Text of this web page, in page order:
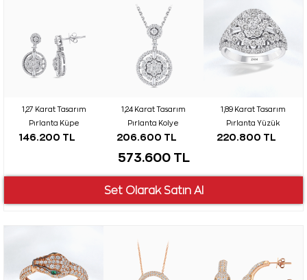
1,27 Karat Tasarım
Pırlanta Küpe
146.200 TL
1,24 Karat Tasarım
Pırlanta Kolye
206.600 TL
1,89 Karat Tasarım
Pırlanta Yüzük
220.800 TL
573.600 TL